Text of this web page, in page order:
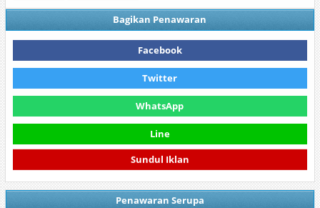
Bagikan Penawaran
Facebook
Twitter
WhatsApp
Line
Sundul Iklan
Penawaran Serupa